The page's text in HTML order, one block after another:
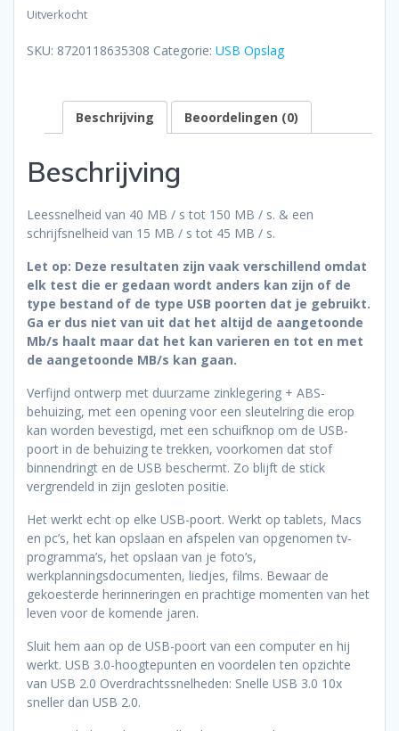
Uitverkocht
SKU: 8720118635308 Categorie: USB Opslag
Beschrijving Beoordelingen (0)
Beschrijving
Leessnelheid van 40 MB / s tot 150 MB / s. & een
schrijfsnelheid van 15 MB / s tot 45 MB / s.
Let op: Deze resultaten zijn vaak verschillend omdat
elk test die er gedaan wordt anders kan zijn of de
type bestand of de type USB poorten dat je gebruikt.
Ga er dus niet van uit dat het altijd de aangetoonde
Mb/s haalt maar dat het kan varieren en tot en met
de aangetoonde MB/s kan gaan.
Verfijnd ontwerp met duurzame zinklegering + ABS-
behuizing, met een opening voor een sleutelring die erop
kan worden bevestigd, met een schuifknop om de USB-
poort in de behuizing te trekken, voorkomen dat stof
binnendringt en de USB beschermt. Zo blijft de stick
vergrendeld in zijn gesloten positie.
Het werkt echt op elke USB-poort. Werkt op tablets, Macs
en pc’s, het kan opslaan en afspelen van opgenomen tv-
programma’s, het opslaan van je foto’s,
werkplanningsdocumenten, liedjes, films. Bewaar de
gekoesterde herinneringen en prachtige momenten van het
leven voor de komende jaren.
Sluit hem aan op de USB-poort van een computer en hij
werkt. USB 3.0-hoogtepunten en voordelen ten opzichte
van USB 2.0 Overdrachtssnelheden: Snelle USB 3.0 10x
sneller dan USB 2.0.